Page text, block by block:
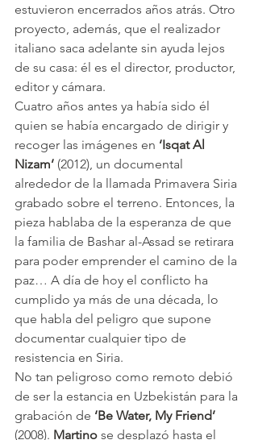
estuvieron encerrados años atrás. Otro
proyecto, además, que el realizador
italiano saca adelante sin ayuda lejos
de su casa: él es el director, productor,
editor y cámara.
Cuatro años antes ya había sido él
quien se había encargado de dirigir y
recoger las imágenes en ‘Isqat Al
Nizam’ (2012), un documental
alrededor de la llamada Primavera Siria
grabado sobre el terreno. Entonces, la
pieza hablaba de la esperanza de que
la familia de Bashar al-Assad se retirara
para poder emprender el camino de la
paz… A día de hoy el conflicto ha
cumplido ya más de una década, lo
que habla del peligro que supone
documentar cualquier tipo de
resistencia en Siria.
No tan peligroso como remoto debió
de ser la estancia en Uzbekistán para la
grabación de ‘Be Water, My Friend’
(2008). Martino se desplazó hasta el